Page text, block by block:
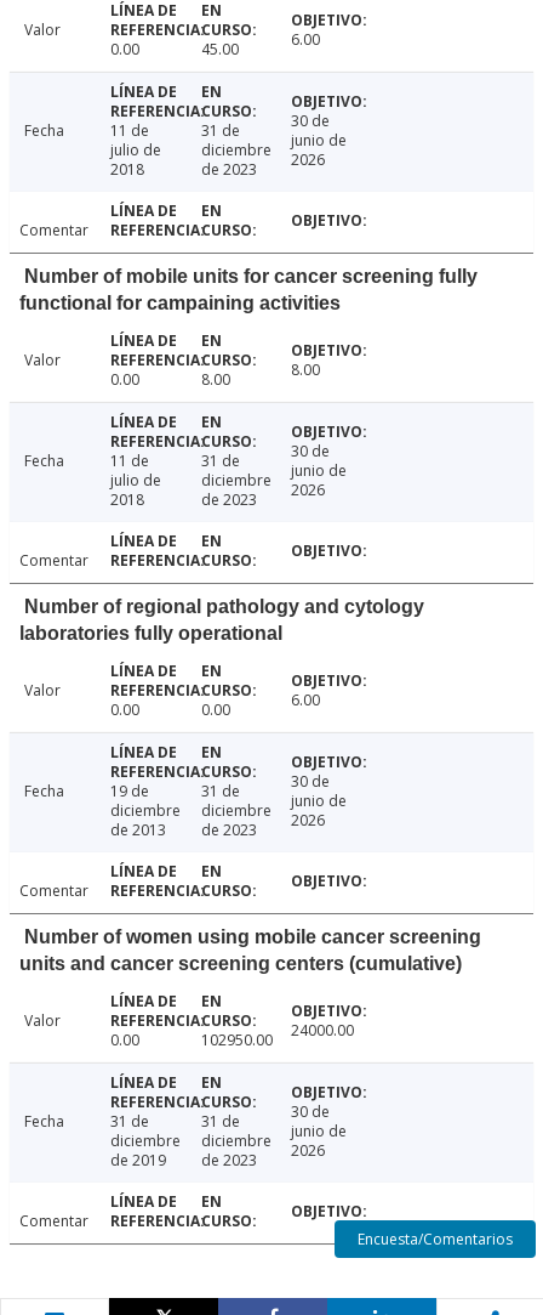
Valor
0.00
45.00 6.00
Fecha
11 de
julio de
2018
31 de
diciembre
de 2023
30 de
junio de
2026
Comentar
Number of mobile units for cancer screening fully
functional for campaining activities
Valor
0.00
8.00 8.00
Fecha
11 de
julio de
2018
31 de
diciembre
de 2023
30 de
junio de
2026
Comentar
Number of regional pathology and cytology
laboratories fully operational
Valor
0.00
0.00 6.00
Fecha
19 de
diciembre
de 2013
31 de
diciembre
de 2023
30 de
junio de
2026
Comentar
Number of women using mobile cancer screening
units and cancer screening centers (cumulative)
Valor
0.00
102950.00 24000.00
Fecha
31 de
diciembre
de 2019
31 de
diciembre
de 2023
30 de
junio de
2026
Comentar
Encuesta/Comentarios